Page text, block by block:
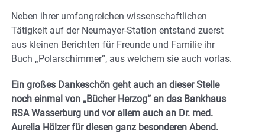
Neben ihrer umfangreichen wissenschaftlichen
Tätigkeit auf der Neumayer-Station entstand zuerst
aus kleinen Berichten für Freunde und Familie ihr
Buch „Polarschimmer“, aus welchem sie auch vorlas.
Ein großes Dankeschön geht auch an dieser Stelle
noch einmal von „Bücher Herzog“ an das Bankhaus
RSA Wasserburg und vor allem auch an Dr. med.
Aurelia Hölzer für diesen ganz besonderen Abend.